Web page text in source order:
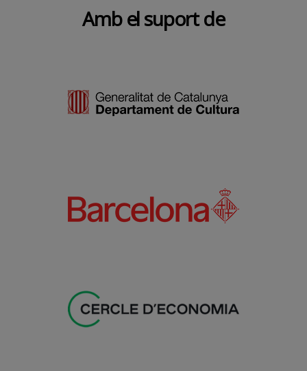
Amb el suport de